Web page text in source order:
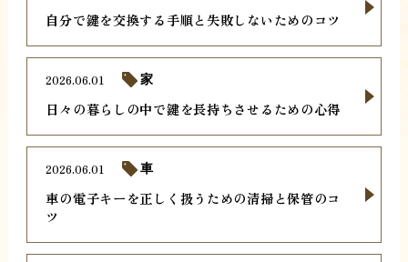
自分で鍵を交換する手順と失敗しないためのコツ
日々の暮らしの中で鍵を長持ちさせるための心得
2026.06.01 家
車の電子キーを正しく扱うための清掃と保管のコ
ツ
2026.06.01 車